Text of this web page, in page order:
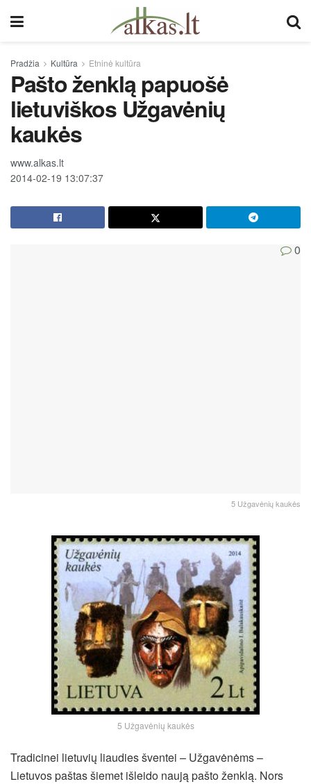
Pradžia Kultūra Etninė kultūra
Pašto ženklą papuošė
lietuviškos Užgavėnių
kaukės
www.alkas.lt
2014-02-19 13:07:37
0
5 Užgavėnių kaukės
5 Užgavėnių kaukės
Tradicinei lietuvių liaudies šventei – Užgavėnėms –
Lietuvos paštas šiemet išleido naują pašto ženklą. Nors